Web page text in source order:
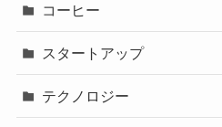
コーヒー
スタートアップ
テクノロジー